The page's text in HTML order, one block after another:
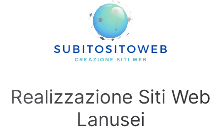
Skip to main content
Realizzazione Siti Web
Lanusei